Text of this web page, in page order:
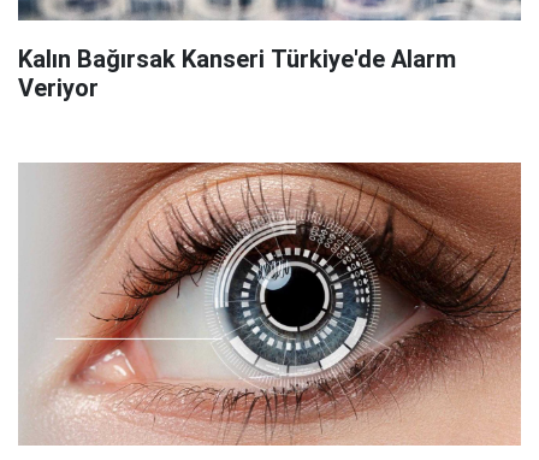
Kalın Bağırsak Kanseri Türkiye'de Alarm
Veriyor